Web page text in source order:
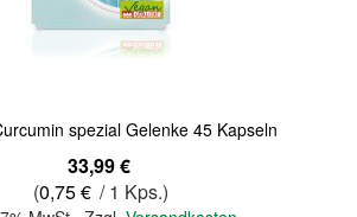
spezial Gelenke 45 Kapseln
33,99 €
(0,75 € / 1 Kps.)